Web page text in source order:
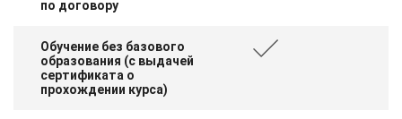
по договору
Обучение без базового
образования (с выдачей
сертификата о
прохождении курса)